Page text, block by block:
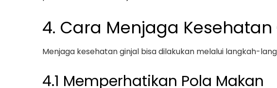
4. Cara Menjaga Kesehatan
Menjaga kesehatan ginjal bisa dilakukan melalui langkah-
4.1 Memperhatikan Pola Makan